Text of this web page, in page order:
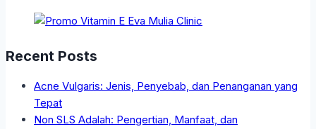
Recent Posts
Acne Vulgaris: Jenis, Penyebab, dan Penanganan yang
Tepat
Non SLS Adalah: Pengertian, Manfaat, dan